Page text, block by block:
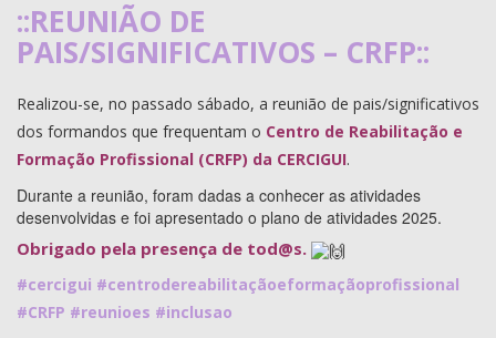
::REUNIÃO DE
PAIS/SIGNIFICATIVOS – CRFP::
Realizou-se, no passado sábado, a reunião de pais/significativos
dos formandos que frequentam o Centro de Reabilitação e
Formação Profissional (CRFP) da CERCIGUI.
Durante a reunião, foram dadas a conhecer as atividades
desenvolvidas e foi apresentado o plano de atividades 2025.
Obrigado pela presença de tod@s.
#cercigui #centrodereabilitaçãoeformaçãoprofissional
#CRFP #reunioes #inclusao